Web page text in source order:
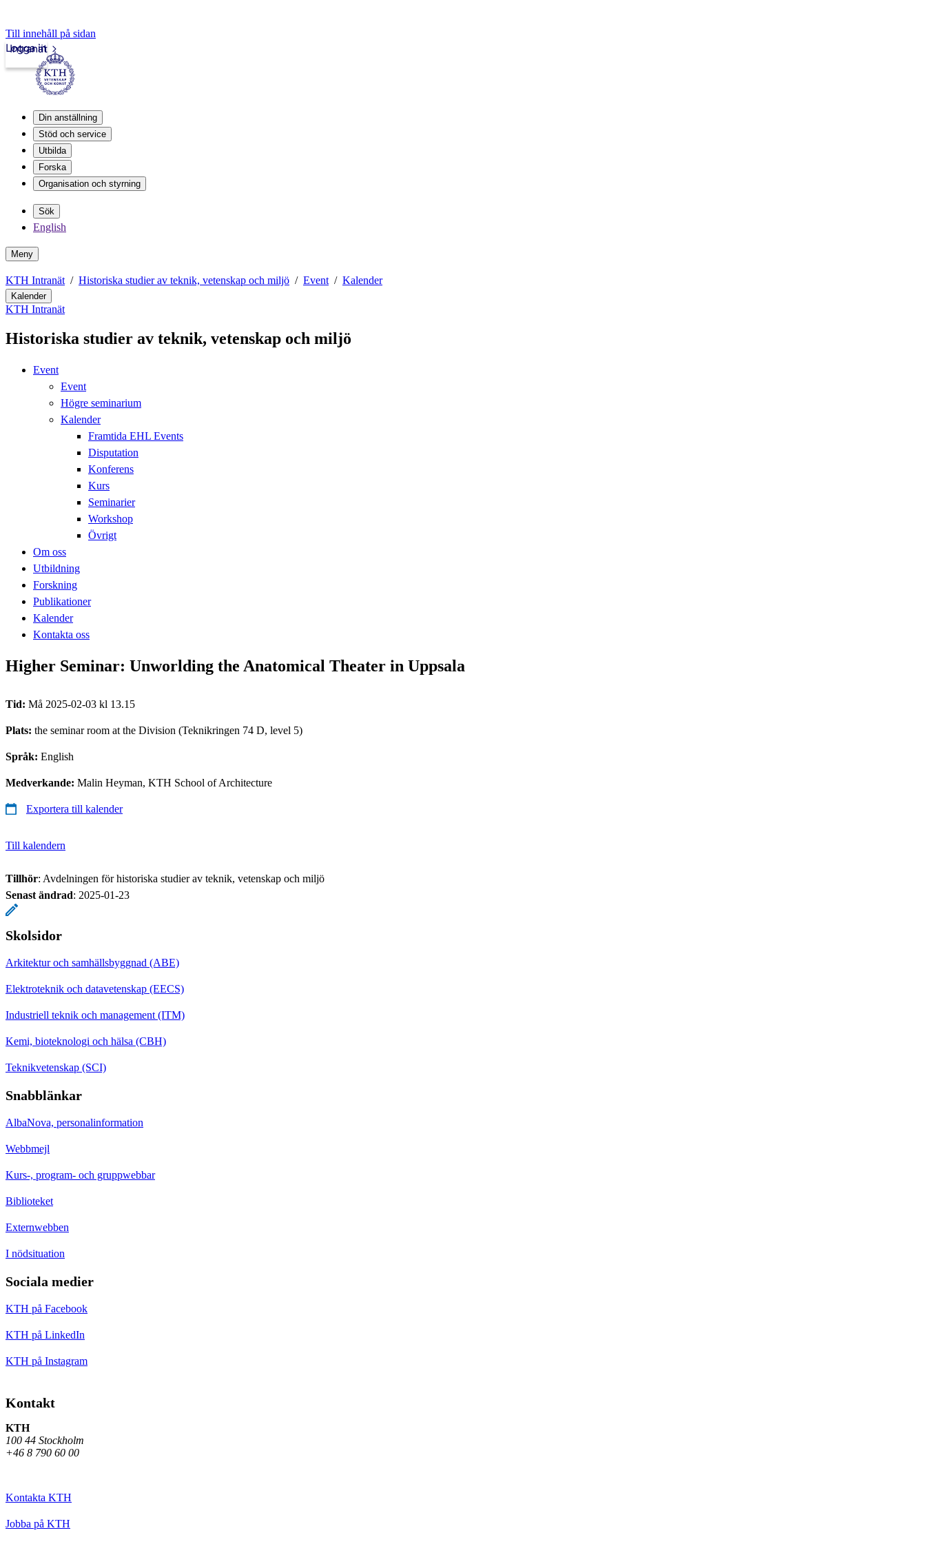
Till innehåll på sidan
Intranät
Logga in
Din anställning
Stöd och service
Utbilda
Forska
Organisation och styrning
Sök
English
Meny
KTH Intranät Historiska studier av teknik, vetenskap och miljö Event Kalender
Kalender
KTH Intranät
Historiska studier av teknik, vetenskap och miljö
Event
Event
Högre seminarium
Kalender
Framtida EHL Events
Disputation
Konferens
Kurs
Seminarier
Workshop
Övrigt
Om oss
Utbildning
Forskning
Publikationer
Kalender
Kontakta oss
Higher Seminar: Unworlding the Anatomical Theater in Uppsala
Tid: Må 2025-02-03 kl 13.15
Plats: the seminar room at the Division (Teknikringen 74 D, level 5)
Språk: English
Medverkande: Malin Heyman, KTH School of Architecture
Exportera till kalender
Till kalendern
Tillhör: Avdelningen för historiska studier av teknik, vetenskap och miljö
Senast ändrad: 2025-01-23
Skolsidor
Arkitektur och samhällsbyggnad (ABE)
Elektroteknik och datavetenskap (EECS)
Industriell teknik och management (ITM)
Kemi, bioteknologi och hälsa (CBH)
Teknikvetenskap (SCI)
Snabblänkar
AlbaNova, personalinformation
Webbmejl
Kurs-, program- och gruppwebbar
Biblioteket
Externwebben
I nödsituation
Sociala medier
KTH på Facebook
KTH på LinkedIn
KTH på Instagram
Kontakt
KTH
100 44 Stockholm
+46 8 790 60 00
Kontakta KTH
Jobba på KTH